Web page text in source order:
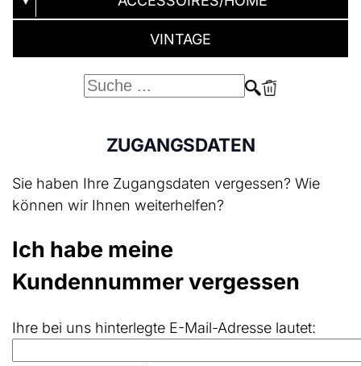
VINTAGE
ZUGANGSDATEN
Sie haben Ihre Zugangsdaten vergessen? Wie
können wir Ihnen weiterhelfen?
Ich habe meine
Kundennummer vergessen
Ihre bei uns hinterlegte E-Mail-Adresse lautet: